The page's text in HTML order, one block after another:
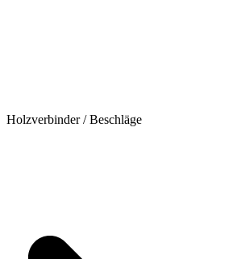
Holzverbinder / Beschläge